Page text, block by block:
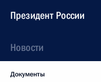
Президент России
Новости
Документы